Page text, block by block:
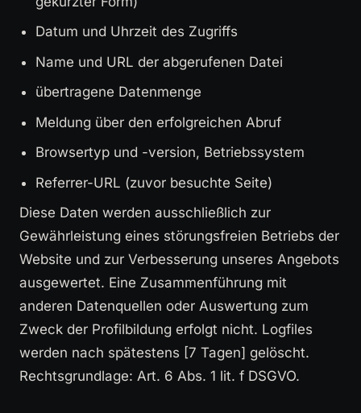
Datum und Uhrzeit des Zugriffs
Name und URL der abgerufenen Datei
übertragene Datenmenge
Meldung über den erfolgreichen Abruf
Browsertyp und -version, Betriebssystem
Referrer-URL (zuvor besuchte Seite)
Diese Daten werden ausschließlich zur
Gewährleistung eines störungsfreien Betriebs der
Website und zur Verbesserung unseres Angebots
ausgewertet. Eine Zusammenführung mit
anderen Datenquellen oder Auswertung zum
Zweck der Profilbildung erfolgt nicht. Logfiles
werden nach spätestens [7 Tagen] gelöscht.
Rechtsgrundlage: Art. 6 Abs. 1 lit. f DSGVO.